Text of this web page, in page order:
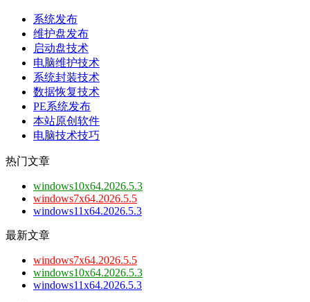
系统发布
维护盘发布
启动盘技术
电脑维护技术
系统封装技术
数据恢复技术
PE系统发布
本站原创软件
电脑技术技巧
热门文章
windows10x64.2026.5.3
windows7x64.2026.5.5
windows11x64.2026.5.3
最新文章
windows7x64.2026.5.5
windows10x64.2026.5.3
windows11x64.2026.5.3